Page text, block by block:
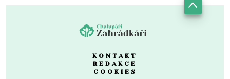
KONTAKT
REDAKCE
COOKIES